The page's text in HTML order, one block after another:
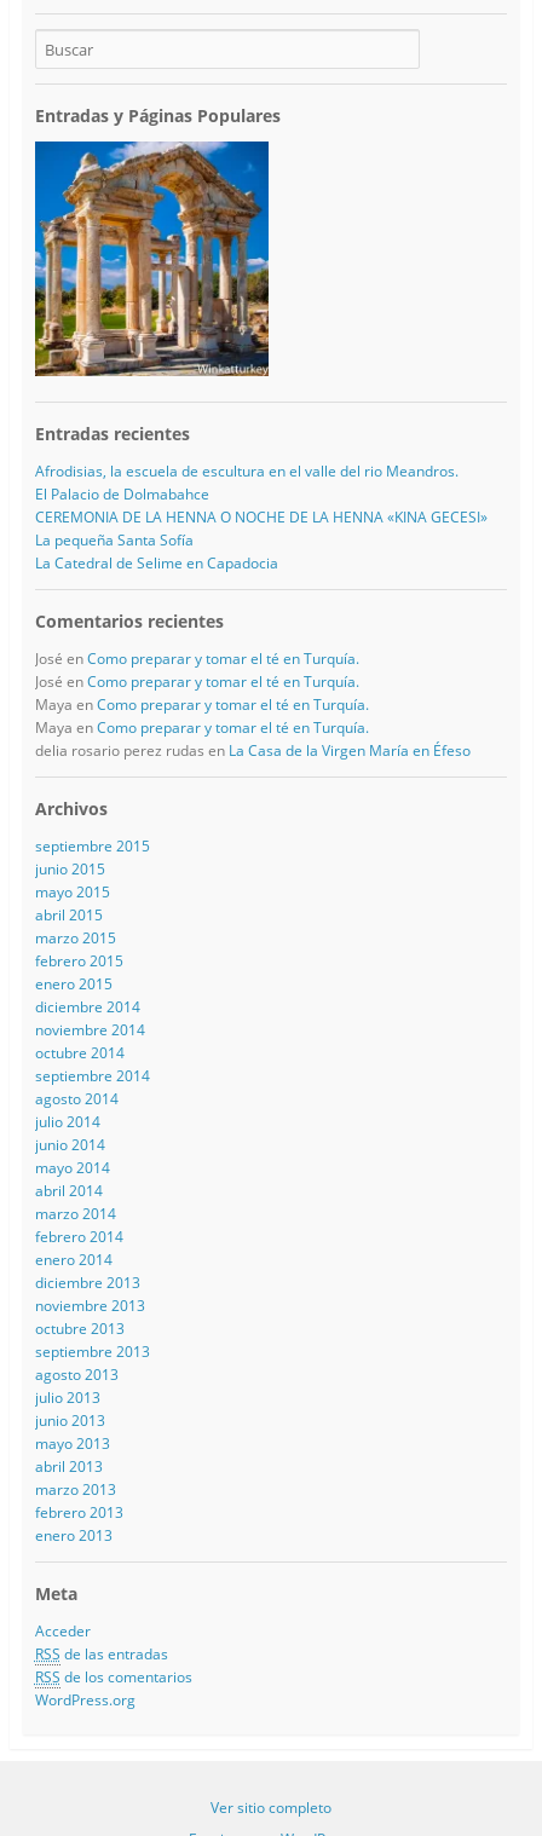
Entradas y Páginas Populares
Entradas recientes
Afrodisias, la escuela de escultura en el valle del rio Meandros.
El Palacio de Dolmabahce
CEREMONIA DE LA HENNA O NOCHE DE LA HENNA «KINA GECESI»
La pequeña Santa Sofía
La Catedral de Selime en Capadocia
Comentarios recientes
José enComo preparar y tomar el té en Turquía.
José enComo preparar y tomar el té en Turquía.
Maya enComo preparar y tomar el té en Turquía.
Maya enComo preparar y tomar el té en Turquía.
delia rosario perez rudas en La Casa de la Virgen María en Éfeso
Archivos
septiembre 2015
junio 2015
mayo 2015
abril 2015
marzo 2015
febrero 2015
enero 2015
diciembre 2014
noviembre 2014
octubre 2014
septiembre 2014
agosto 2014
julio 2014
junio 2014
mayo 2014
abril 2014
marzo 2014
febrero 2014
enero 2014
diciembre 2013
noviembre 2013
octubre 2013
septiembre 2013
agosto 2013
julio 2013
junio 2013
mayo 2013
abril 2013
marzo 2013
febrero 2013
enero 2013
Meta
Acceder
RSS de las entradas
RSS de los comentarios
WordPress.org
Ver sitio completo